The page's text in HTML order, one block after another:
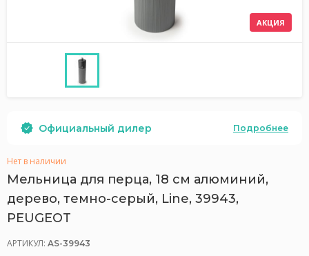
АКЦИЯ
Официальный дилер Подробнее
Нет в наличии
Мельница для перца, 18 см алюминий,
дерево, темно-серый, Line, 39943,
PEUGEOT
АРТИКУЛ: AS-39943